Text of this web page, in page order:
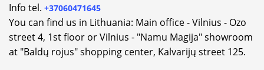
Info tel. +37060471645
You can find us in Lithuania: Main office - Vilnius - Ozo
street 4, 1st floor or Vilnius - "Namu Magija" showroom
at "Baldų rojus" shopping center, Kalvarijų street 125.